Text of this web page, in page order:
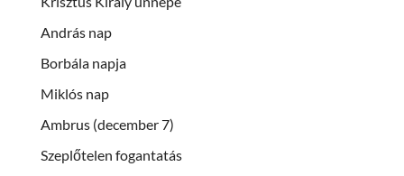
András nap
Borbála napja
Miklós nap
Ambrus (december 7)
Szeplőtelen fogantatás